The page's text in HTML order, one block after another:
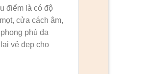
điểm là có độ
cửa cách âm,
phú đa
vẻ đẹp cho